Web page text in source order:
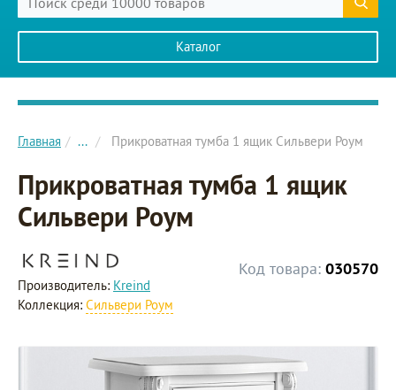
Каталог
Главное меню сайта
Главная ... Прикроватная тумба 1 ящик Сильвери Роум
Прикроватная тумба 1 ящик
Сильвери Роум
Код товара: 030570
Производитель: Kreind
Коллекция: Сильвери Роум